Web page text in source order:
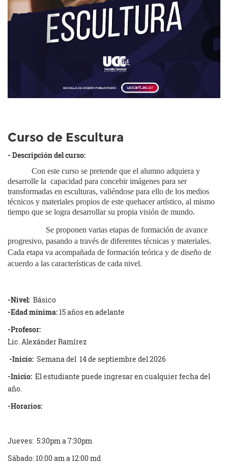
Curso de Escultura
- Descripción del curso:
Con este curso se pretende que el alumno adquiera y
desarrolle la capacidad para concebir imágenes para ser
transformadas en esculturas, valiéndose para ello de los medios
técnicos y materiales propios de este quehacer artístico, al mismo
tiempo que se logra desarrollar su propia visión de mundo.
Se proponen varias etapas de formación de avance
progresivo, pasando a través de diferentes técnicas y materiales.
Cada etapa va acompañada de formación teórica y de diseño de
acuerdo a las características de cada nivel.
-Nivel: Básico
-Edad mínima:15 años en adelante
-Profesor:
Lic. Alexánder Ramírez
-Inicio: Semana del 14 de septiembre del 2026
-Inicio: El estudiante puede ingresar en cualquier fecha del
año.
-Horarios:
Jueves: 5:30pm a 7:30pm
Sábado: 10:00 am a 12:00 md